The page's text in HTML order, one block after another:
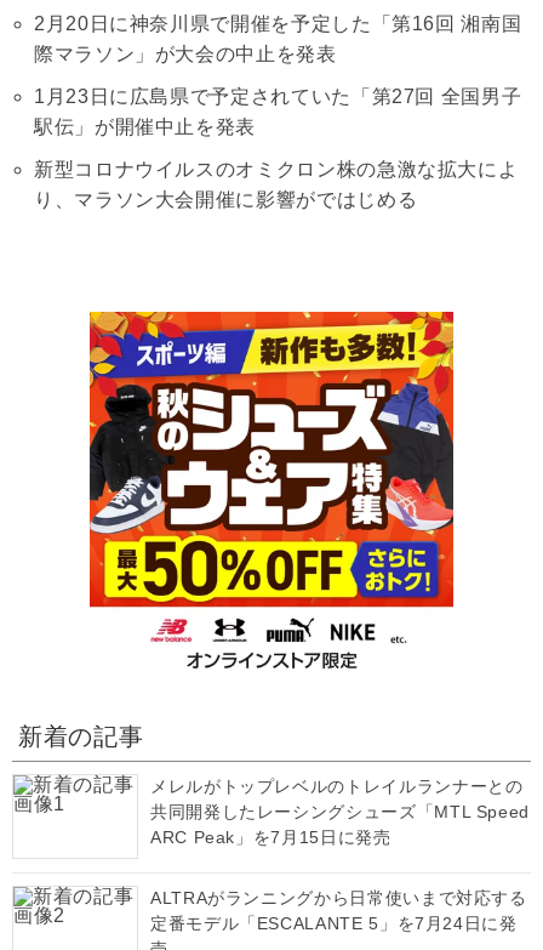
2月20日に神奈川県で開催を予定した「第16回 湘南国
際マラソン」が大会の中止を発表
1月23日に広島県で予定されていた「第27回 全国男子
駅伝」が開催中止を発表
新型コロナウイルスのオミクロン株の急激な拡大によ
り、マラソン大会開催に影響がではじめる
新着の記事
メレルがトップレベルのトレイルランナーとの
共同開発したレーシングシューズ「MTL Speed
ARC Peak」を7月15日に発売
ALTRAがランニングから日常使いまで対応する
定番モデル「ESCALANTE 5」を7月24日に発